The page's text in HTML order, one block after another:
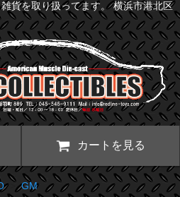
貨を取り扱ってます。 横浜市港北区
カートを見る
>GM